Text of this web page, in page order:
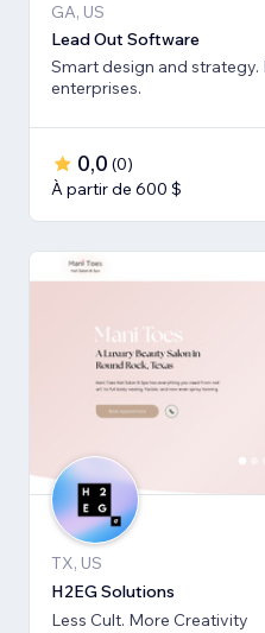
GA, US
Lead Out Software
Smart design and
enterprises.
0,0 (0)
À partir de 600 $
TX, US
H2EG Solutions
Less Cult. More Creativity